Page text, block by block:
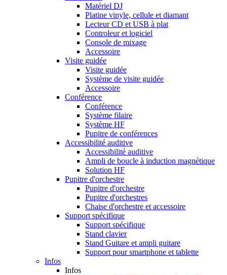
Matériel DJ
Platine vinyle, cellule et diamant
Lecteur CD et USB à plat
Controleur et logiciel
Console de mixage
Accessoire
Visite guidée
Visite guidée
Système de visite guidée
Accessoire
Conférence
Conférence
Système filaire
Système HF
Pupitre de conférences
Accessibilité auditive
Accessibilité auditive
Ampli de boucle à induction magnétique
Solution HF
Pupitre d'orchestre
Pupitre d'orchestre
Pupitre d'orchestres
Chaise d'orchestre et accessoire
Support spécifique
Support spécifique
Stand clavier
Stand Guitare et ampli guitare
Support pour smartphone et tablette
Infos
Infos